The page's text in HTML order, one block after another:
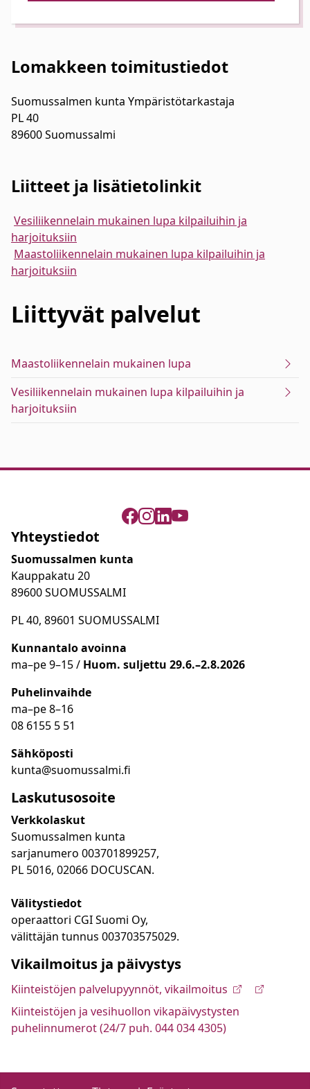
Lomakkeen toimitustiedot
Suomussalmen kunta Ympäristötarkastaja
PL 40
89600 Suomussalmi
Liitteet ja lisätietolinkit
Vesiliikennelain mukainen lupa kilpailuihin ja
harjoituksiin
Maastoliikennelain mukainen lupa kilpailuihin ja
harjoituksiin
Liittyvät palvelut
Maastoliikennelain mukainen lupa
Vesiliikennelain mukainen lupa kilpailuihin ja
harjoituksiin
Yhteystiedot
Suomussalmen kunta
Kauppakatu 20
89600 SUOMUSSALMI
PL 40, 89601 SUOMUSSALMI
Kunnantalo avoinna
ma–pe 9–15 / Huom. suljettu 29.6.–2.8.2026
Puhelinvaihde
ma–pe 8–16
08 6155 5 51
Sähköposti
kunta@suomussalmi.fi
Laskutusosoite
Verkkolaskut
Suomussalmen kunta
sarjanumero 003701899257,
PL 5016, 02066 DOCUSCAN.
Välitystiedot
operaattori CGI Suomi Oy,
välittäjän tunnus 003703575029.
Vikailmoitus ja päivystys
Kiinteistöjen palvelupyynnöt, vikailmoitus
Kiinteistöjen ja vesihuollon vikapäivystysten
puhelinnumerot (24/7 puh. 044 034 4305)